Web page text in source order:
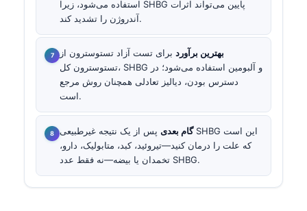
استفاده می‌شود، زیرا SHBG پایین می‌تواند اثرات
آندروژن را تشدید کند.
بهترین برآورد برای تست آزاد تستوسترون از
تستوسترون کل، SHBG و آلبومین استفاده می‌شود؛ در
دسترس بودن، دیالیز تعادلی همچنان روش مرجع
است.
گام بعدی پس از یک نتیجه غیرطبیعی SHBG این است
که علت را درمان کنید—تیروئید، کبد، متابولیک، دارو،
تخمدان یا بیضه—نه فقط عدد SHBG.